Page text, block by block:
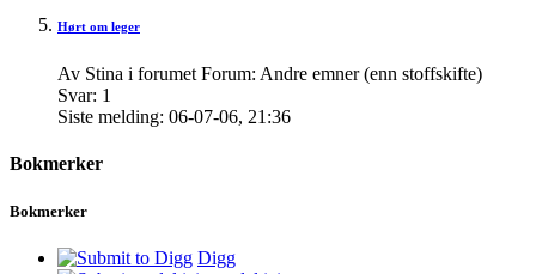
Hørt om leger
Av Stina i forumet Forum: Andre emner (enn stoffskifte)
Svar: 1
Siste melding: 06-07-06, 21:36
Bokmerker
Bokmerker
Digg